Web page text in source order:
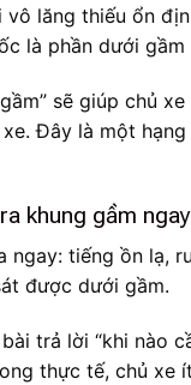
lăng thiếu ổn
là phần dưới
sẽ giúp chủ
Đây là một
khung gầm
ngay: tiếng ồn lạ,
được dưới gầm.
trả lời “khi nào
thực tế, chủ